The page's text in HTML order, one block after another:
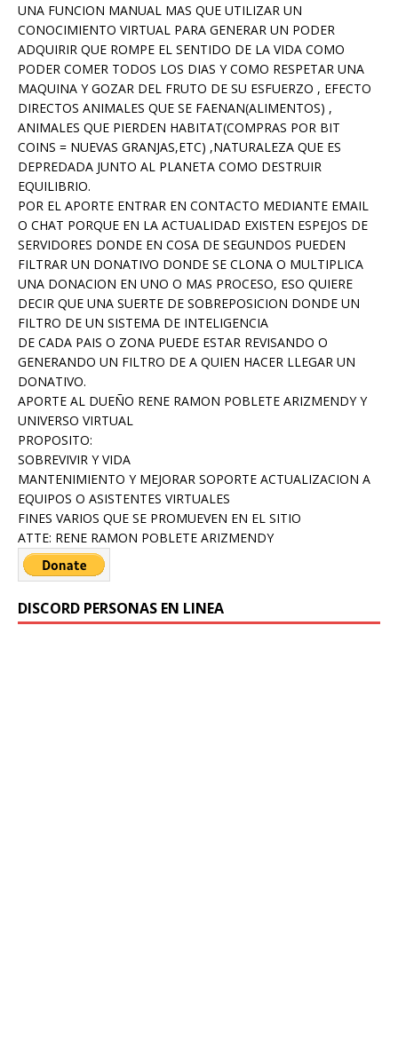
UNA FUNCION MANUAL MAS QUE UTILIZAR UN
CONOCIMIENTO VIRTUAL PARA GENERAR UN PODER
ADQUIRIR QUE ROMPE EL SENTIDO DE LA VIDA COMO
PODER COMER TODOS LOS DIAS Y COMO RESPETAR UNA
MAQUINA Y GOZAR DEL FRUTO DE SU ESFUERZO , EFECTO
DIRECTOS ANIMALES QUE SE FAENAN(ALIMENTOS) ,
ANIMALES QUE PIERDEN HABITAT(COMPRAS POR BIT
COINS = NUEVAS GRANJAS,ETC) ,NATURALEZA QUE ES
DEPREDADA JUNTO AL PLANETA COMO DESTRUIR
EQUILIBRIO.
POR EL APORTE ENTRAR EN CONTACTO MEDIANTE EMAIL
O CHAT PORQUE EN LA ACTUALIDAD EXISTEN ESPEJOS DE
SERVIDORES DONDE EN COSA DE SEGUNDOS PUEDEN
FILTRAR UN DONATIVO DONDE SE CLONA O MULTIPLICA
UNA DONACION EN UNO O MAS PROCESO, ESO QUIERE
DECIR QUE UNA SUERTE DE SOBREPOSICION DONDE UN
FILTRO DE UN SISTEMA DE INTELIGENCIA
DE CADA PAIS O ZONA PUEDE ESTAR REVISANDO O
GENERANDO UN FILTRO DE A QUIEN HACER LLEGAR UN
DONATIVO.
APORTE AL DUEÑO RENE RAMON POBLETE ARIZMENDY Y
UNIVERSO VIRTUAL
PROPOSITO:
SOBREVIVIR Y VIDA
MANTENIMIENTO Y MEJORAR SOPORTE ACTUALIZACION A
EQUIPOS O ASISTENTES VIRTUALES
FINES VARIOS QUE SE PROMUEVEN EN EL SITIO
ATTE: RENE RAMON POBLETE ARIZMENDY
DISCORD PERSONAS EN LINEA